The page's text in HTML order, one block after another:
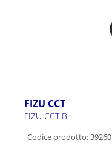
FIZU CCT
FIZU CCT B
Codice prodotto: 39260